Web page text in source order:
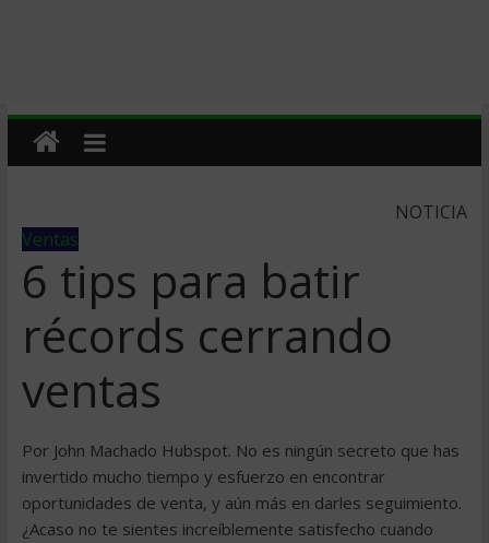
NOTICIA
Ventas
6 tips para batir
récords cerrando
ventas
Por John Machado Hubspot. No es ningún secreto que has
invertido mucho tiempo y esfuerzo en encontrar
oportunidades de venta, y aún más en darles seguimiento.
¿Acaso no te sientes increíblemente satisfecho cuando